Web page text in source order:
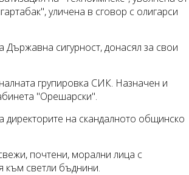
уличена в сговор с олигарси
сигурност, донасял за свои
групировка СИК. Назначен и
"Орешарски".
директорите на скандалното общинско
почтени, морални лица с
към светли бъднини.